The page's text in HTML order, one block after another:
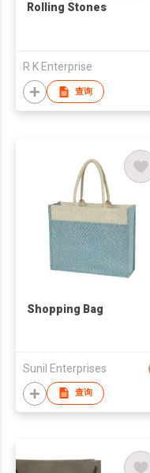
Rolling Stones
R K Enterprise
查询
Shopping Bag
Sunil Enterprises
查询